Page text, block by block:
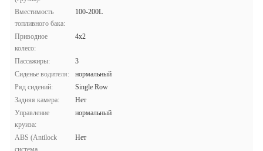
Вместимость
топливного бака:
100-200L
Приводное
колесо:
4х2
Пассажиры:
3
Сиденье водителя:
нормальный
Ряд сидений:
Single Row
Задняя камера:
Нет
Управление
круиза:
нормальный
ABS (Antilock
система
Нет